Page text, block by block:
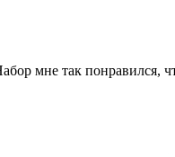
мне так понравился,